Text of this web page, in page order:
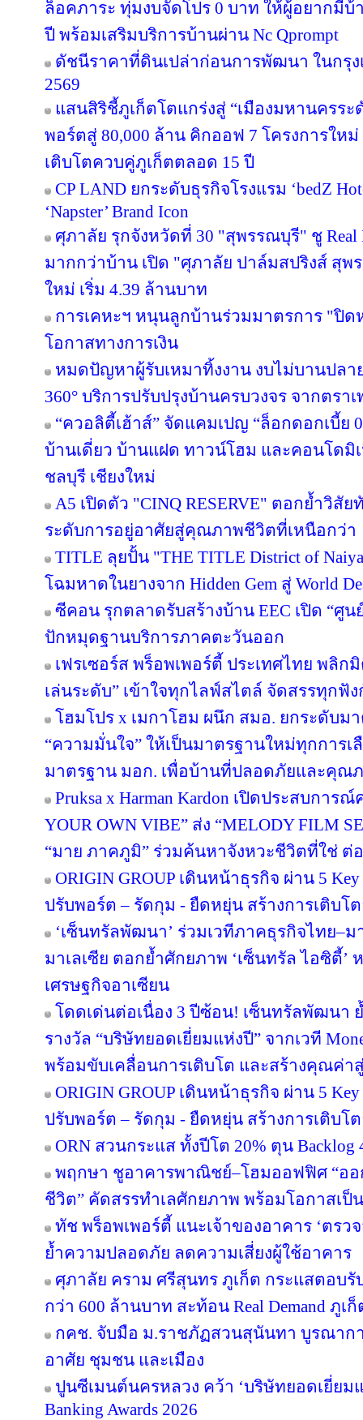
ล็อคภาระ ทุ่มงบจัดโปร 0 บาท ให้ผู้อยากมีบ้
ปี พร้อมเสริมบริการบ้านผ่าน Nc Qprompt
ดัชนีราคาที่ดินเปล่าก่อนการพัฒนา ในกรุ
2569
แสนสิริชี้ภูเก็ตโตแกร่งสู่ “เมืองมหานครร
พอร์ตสู่ 80,000 ล้าน คิกออฟ 7 โครงการให
เติบโตควบคู่ภูเก็ตตลอด 15 ปี
CP LAND ยกระดับธุรกิจโรงแรม ‘bedZ
‘Napster’ Brand Icon
ศุภาลัย รุกจังหวัดที่ 30 "สุพรรณบุรี" ชู Real
มากกว่าบ้าน เปิด "ศุภาลัย ปาล์มสปริงส์ สุ
ใหม่ เริ่ม 4.39 ล้านบาท
การเคหะฯ หนุนลูกบ้านร่วมมาตรการ "ปิ
โอกาสทางการเงิน
หมดปัญหาผู้รับเหมาทิ้งงาน งบไม่บานปลาย
360° บริการปรับปรุงบ้านครบวงจร จากตรา
“ควอลิตี้เฮ้าส์” จัดแคมเปญ “ล็อกดอกเบี้ย
บ้านเดี่ยว บ้านแฝด ทาวน์โฮม และคอนโดมิ
ชลบุรี เชียงใหม่
A5 เปิดตัว "CINQ RESERVE" ตอกย้ำวิสัย
ระดับการอยู่อาศัยสู่คุณภาพชีวิตที่เหนือกว่า
TITLE ลุยปั้น "THE TITLE District of
โฉมหาดในยางจาก Hidden Gem สู่ World
ซีคอน รุกตลาดรับสร้างบ้าน EEC เปิด “ศู
ปักหมุดฐานบริการภาคตะวันออก
เฟรเซอร์ส พร็อพเพอร์ตี้ ประเทศไทย พลิ
เล่นระดับ” เข้าใจทุกไลฟ์สไตล์ จัดสรรทุกฟั
โฮมโปร x เมกาโฮม ผนึก สมอ. ยกระดับม
“ความมั่นใจ” ให้เป็นมาตรฐานใหม่ทุกการ
มาตรฐาน มอก. เพื่อบ้านที่ปลอดภัยและคุณ
Pruksa x Harman Kardon เปิดประสบกา
YOUR OWN VIBE” ส่ง “MELODY FILM
“มาย ภาคภูมิ” ร่วมค้นหาจังหวะชีวิตที่ใช่ ต่
ORIGIN GROUP เดินหน้าธุรกิจ ผ่าน 5
ปรับพอร์ต – รัดกุม - ยืดหยุ่น สร้างการเติบโ
‘เซ็นทรัลพัฒนา’ ร่วมเวทีภาคธุรกิจไทย–ม
มาเลเซีย ตอกย้ำศักยภาพ ‘เซ็นทรัล ไอซิตี้
เศรษฐกิจอาเซียน
โดดเด่นต่อเนื่อง 3 ปีซ้อน! เซ็นทรัลพัฒนา
รางวัล “บริษัทยอดเยี่ยมแห่งปี” จากเวที
พร้อมขับเคลื่อนการเติบโต และสร้างคุณค่า
ORIGIN GROUP เดินหน้าธุรกิจ ผ่าน 5
ปรับพอร์ต – รัดกุม - ยืดหยุ่น สร้างการเติบโ
ORN สวนกระแส ทั้งปีโต 20% ตุน
พฤกษา ชูอาคารพาณิชย์–โฮมออฟฟิศ “ออ
ชีวิต” คัดสรรทำเลศักยภาพ พร้อมโอกาสเป็
ทัช พร็อพเพอร์ตี้ แนะเจ้าของอาคาร ‘ตร
ย้ำความปลอดภัย ลดความเสี่ยงผู้ใช้อาคาร
ศุภาลัย คราม ศรีสุนทร ภูเก็ต กระแสตอบรั
กว่า 600 ล้านบาท สะท้อน Real Demand ภูเ
กคช. จับมือ ม.ราชภัฏสวนสุนันทา บูรณา
อาศัย ชุมชน และเมือง
ปูนซีเมนต์นครหลวง คว้า ‘บริษัทยอดเยี่ยมแ
Banking Awards 2026